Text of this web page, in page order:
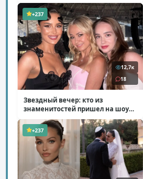
+237
12,7к
18
Звездный вечер: кто из
знаменитостей пришел на шоу
Билана( 6 фото )
+237